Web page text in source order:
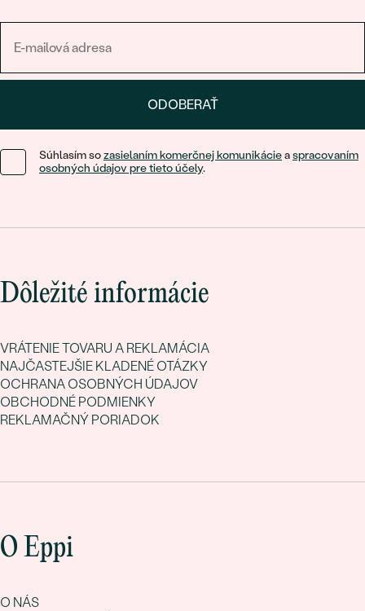
ODOBERAŤ
Súhlasím sozasielaním komerčnej komunikácieaspracovaním
osobných údajov pre tieto účely.
Dôležité informácie
VRÁTENIE TOVARU A REKLAMÁCIA
NAJČASTEJŠIE KLADENÉ OTÁZKY
OCHRANA OSOBNÝCH ÚDAJOV
OBCHODNÉ PODMIENKY
REKLAMAČNÝ PORIADOK
O Eppi
O NÁS